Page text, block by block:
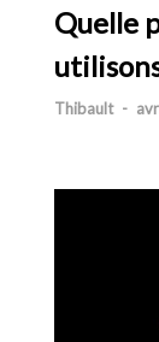
Quelle
Thibault -